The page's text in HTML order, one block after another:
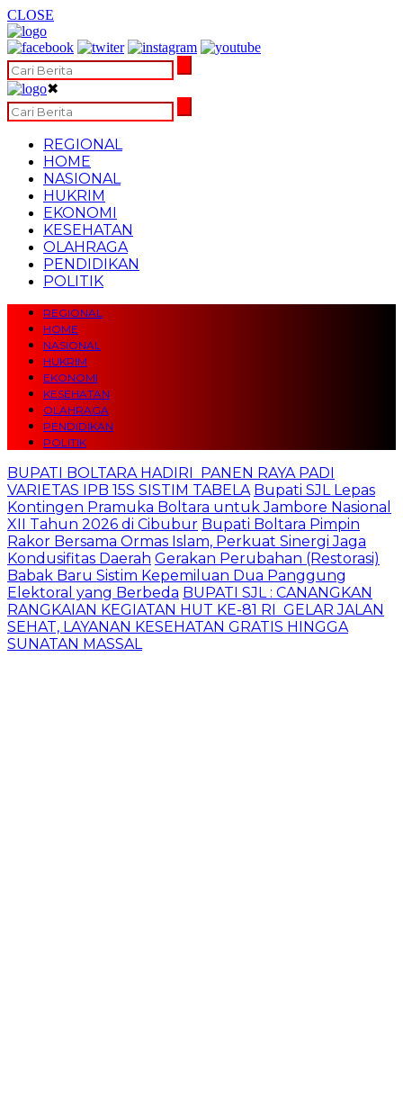
CLOSE
✖
REGIONAL
HOME
NASIONAL
HUKRIM
EKONOMI
KESEHATAN
OLAHRAGA
PENDIDIKAN
POLITIK
REGIONAL
HOME
NASIONAL
HUKRIM
EKONOMI
KESEHATAN
OLAHRAGA
PENDIDIKAN
POLITIK
BUPATI BOLTARA HADIRI PANEN RAYA PADI
VARIETAS IPB 15S SISTIM TABELA Bupati SJL Lepas
Kontingen Pramuka Boltara untuk Jambore Nasional
XII Tahun 2026 di Cibubur Bupati Boltara Pimpin
Rakor Bersama Ormas Islam, Perkuat Sinergi Jaga
Kondusifitas Daerah Gerakan Perubahan (Restorasi)
Babak Baru Sistim Kepemiluan Dua Panggung
Elektoral yang Berbeda BUPATI SJL : CANANGKAN
RANGKAIAN KEGIATAN HUT KE-81 RI GELAR JALAN
SEHAT, LAYANAN KESEHATAN GRATIS HINGGA
SUNATAN MASSAL